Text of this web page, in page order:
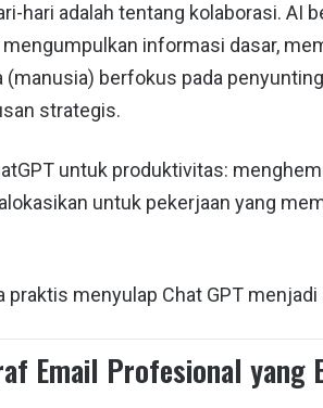
hari adalah tentang kolaborasi. AI
informasi dasar,
(manusia) berfokus pada
strategis.
untuk produktivitas:
untuk pekerjaan yang
praktis menyulap Chat GPT
Email Profesional yang